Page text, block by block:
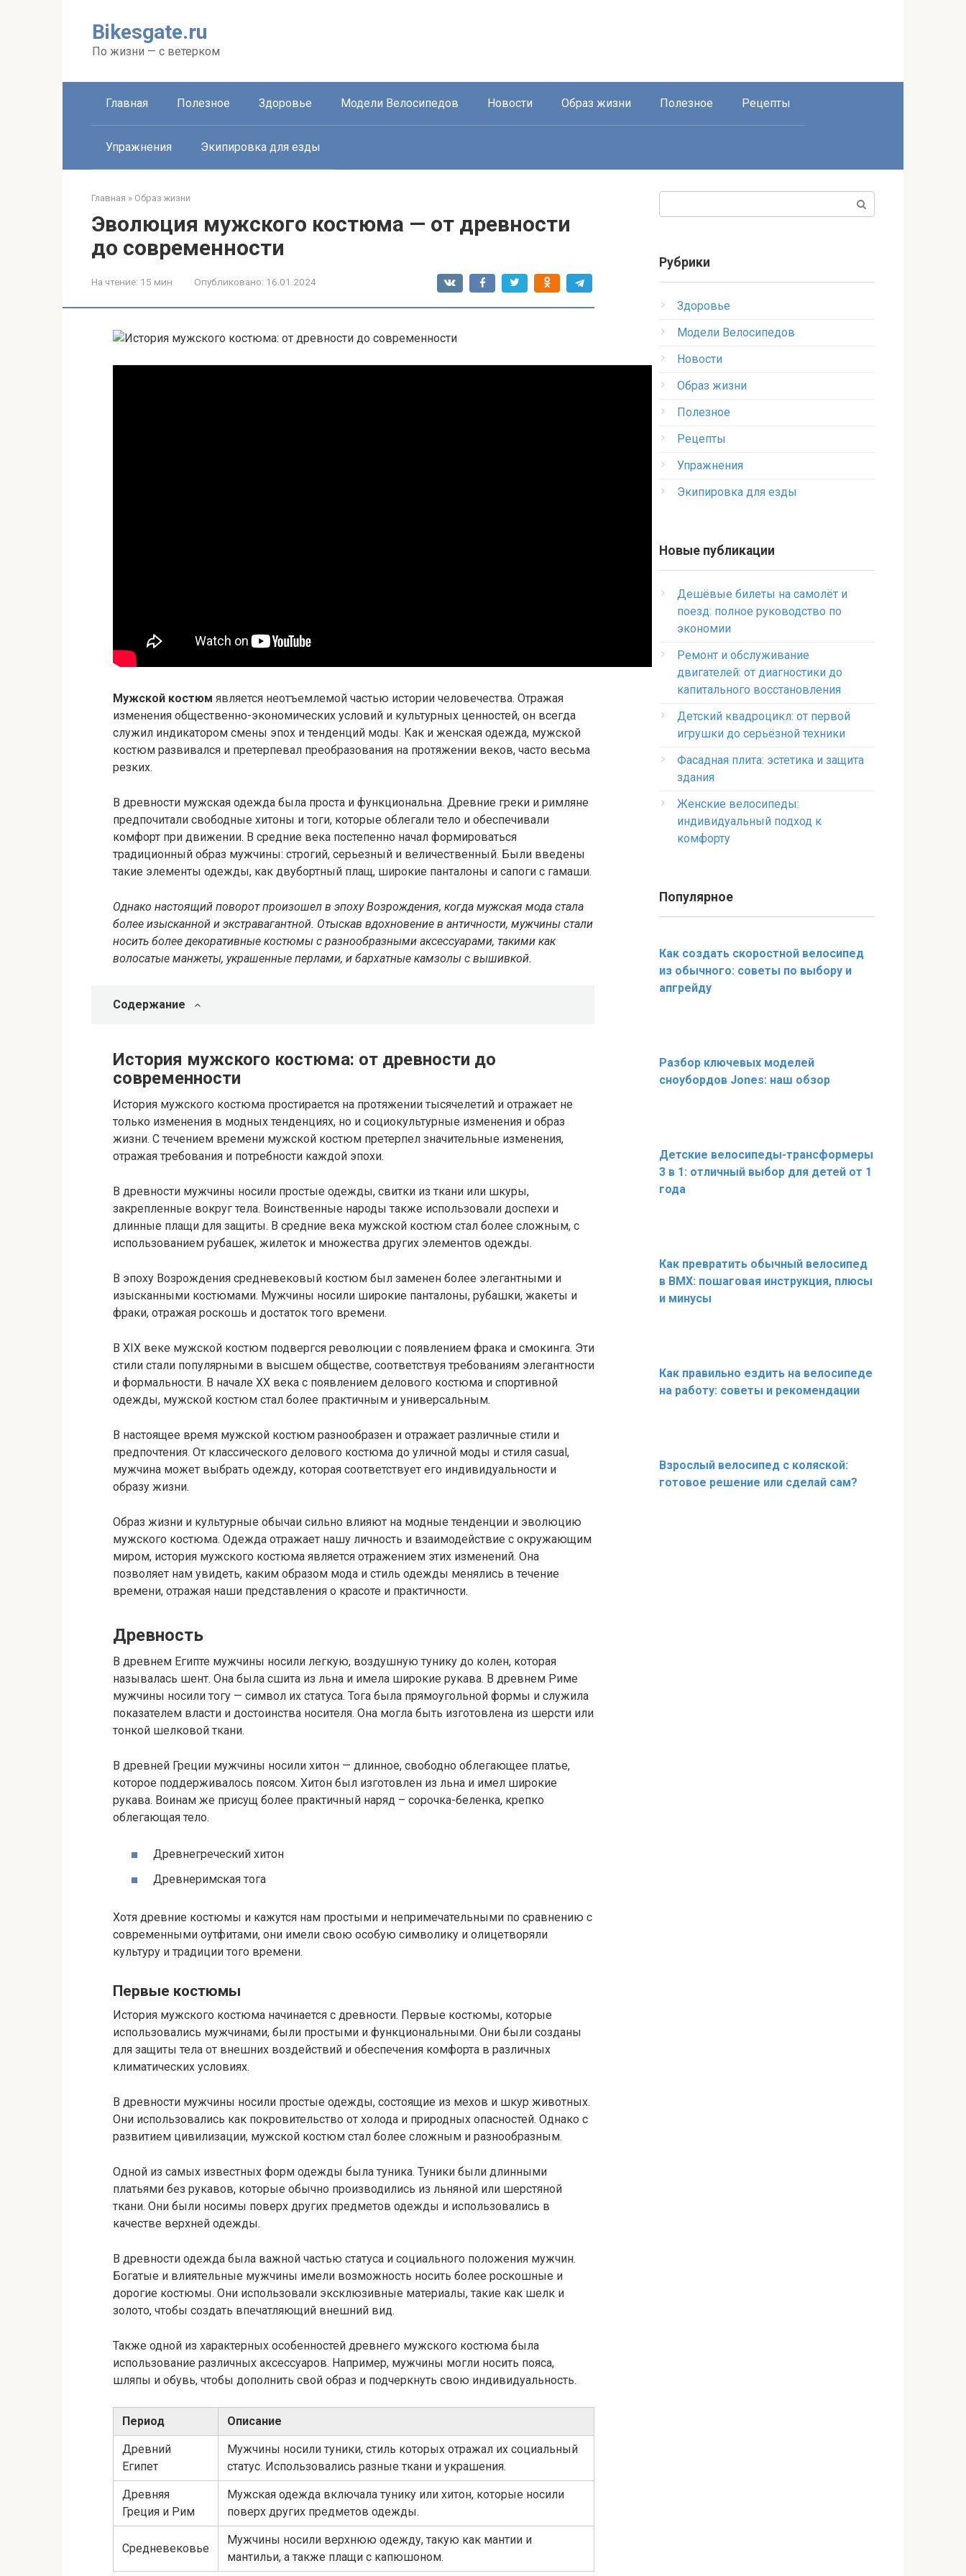
Bikesgate.ru
По жизни — с ветерком
Главная Полезное Здоровье Модели Велосипедов Новости Образ жизни Полезное Рецепты
Упражнения Экипировка для езды
Главная » Образ жизни
Эволюция мужского костюма — от древности
до современности
На чтение: 15 мин Опубликовано: 16.01.2024
Мужской костюм является неотъемлемой частью истории человечества. Отражая
изменения общественно-экономических условий и культурных ценностей, он всегда
служил индикатором смены эпох и тенденций моды. Как и женская одежда, мужской
костюм развивался и претерпевал преобразования на протяжении веков, часто весьма
резких.
В древности мужская одежда была проста и функциональна. Древние греки и римляне
предпочитали свободные хитоны и тоги, которые облегали тело и обеспечивали
комфорт при движении. В средние века постепенно начал формироваться
традиционный образ мужчины: строгий, серьезный и величественный. Были введены
такие элементы одежды, как двубортный плащ, широкие панталоны и сапоги с гамаши.
Однако настоящий поворот произошел в эпоху Возрождения, когда мужская мода стала
более изысканной и экстравагантной. Отыскав вдохновение в античности, мужчины стали
носить более декоративные костюмы с разнообразными аксессуарами, такими как
волосатые манжеты, украшенные перлами, и бархатные камзолы с вышивкой.
Содержание
История мужского костюма: от древности до
современности
История мужского костюма простирается на протяжении тысячелетий и отражает не
только изменения в модных тенденциях, но и социокультурные изменения и образ
жизни. С течением времени мужской костюм претерпел значительные изменения,
отражая требования и потребности каждой эпохи.
В древности мужчины носили простые одежды, свитки из ткани или шкуры,
закрепленные вокруг тела. Воинственные народы также использовали доспехи и
длинные плащи для защиты. В средние века мужской костюм стал более сложным, с
использованием рубашек, жилеток и множества других элементов одежды.
В эпоху Возрождения средневековый костюм был заменен более элегантными и
изысканными костюмами. Мужчины носили широкие панталоны, рубашки, жакеты и
фраки, отражая роскошь и достаток того времени.
В XIX веке мужской костюм подвергся революции с появлением фрака и смокинга. Эти
стили стали популярными в высшем обществе, соответствуя требованиям элегантности
и формальности. В начале XX века с появлением делового костюма и спортивной
одежды, мужской костюм стал более практичным и универсальным.
В настоящее время мужской костюм разнообразен и отражает различные стили и
предпочтения. От классического делового костюма до уличной моды и стиля casual,
мужчина может выбрать одежду, которая соответствует его индивидуальности и
образу жизни.
Образ жизни и культурные обычаи сильно влияют на модные тенденции и эволюцию
мужского костюма. Одежда отражает нашу личность и взаимодействие с окружающим
миром, история мужского костюма является отражением этих изменений. Она
позволяет нам увидеть, каким образом мода и стиль одежды менялись в течение
времени, отражая наши представления о красоте и практичности.
Древность
В древнем Египте мужчины носили легкую, воздушную тунику до колен, которая
называлась шент. Она была сшита из льна и имела широкие рукава. В древнем Риме
мужчины носили тогу — символ их статуса. Тога была прямоугольной формы и служила
показателем власти и достоинства носителя. Она могла быть изготовлена из шерсти или
тонкой шелковой ткани.
В древней Греции мужчины носили хитон — длинное, свободно облегающее платье,
которое поддерживалось поясом. Хитон был изготовлен из льна и имел широкие
рукава. Воинам же присущ более практичный наряд – сорочка-беленка, крепко
облегающая тело.
Древнегреческий хитон
Древнеримская тога
Хотя древние костюмы и кажутся нам простыми и непримечательными по сравнению с
современными оутфитами, они имели свою особую символику и олицетворяли
культуру и традиции того времени.
Первые костюмы
История мужского костюма начинается с древности. Первые костюмы, которые
использовались мужчинами, были простыми и функциональными. Они были созданы
для защиты тела от внешних воздействий и обеспечения комфорта в различных
климатических условиях.
В древности мужчины носили простые одежды, состоящие из мехов и шкур животных.
Они использовались как покровительство от холода и природных опасностей. Однако с
развитием цивилизации, мужской костюм стал более сложным и разнообразным.
Одной из самых известных форм одежды была туника. Туники были длинными
платьями без рукавов, которые обычно производились из льняной или шерстяной
ткани. Они были носимы поверх других предметов одежды и использовались в
качестве верхней одежды.
В древности одежда была важной частью статуса и социального положения мужчин.
Богатые и влиятельные мужчины имели возможность носить более роскошные и
дорогие костюмы. Они использовали эксклюзивные материалы, такие как шелк и
золото, чтобы создать впечатляющий внешний вид.
Также одной из характерных особенностей древнего мужского костюма была
использование различных аксессуаров. Например, мужчины могли носить пояса,
шляпы и обувь, чтобы дополнить свой образ и подчеркнуть свою индивидуальность.
Период Описание
Древний
Египет
Мужчины носили туники, стиль которых отражал их социальный
статус. Использовались разные ткани и украшения.
Древняя
Греция и Рим
Мужская одежда включала тунику или хитон, которые носили
поверх других предметов одежды.
Средневековье
Мужчины носили верхнюю одежду, такую как мантии и
мантильи, а также плащи с капюшоном.
Рубрики
Здоровье
Модели Велосипедов
Новости
Образ жизни
Полезное
Рецепты
Упражнения
Экипировка для езды
Новые публикации
Дешёвые билеты на самолёт и
поезд: полное руководство по
экономии
Ремонт и обслуживание
двигателей: от диагностики до
капитального восстановления
Детский квадроцикл: от первой
игрушки до серьёзной техники
Фасадная плита: эстетика и защита
здания
Женские велосипеды:
индивидуальный подход к
комфорту
Популярное
Как создать скоростной велосипед
из обычного: советы по выбору и
апгрейду
Разбор ключевых моделей
сноубордов Jones: наш обзор
Детские велосипеды-трансформеры
3 в 1: отличный выбор для детей от 1
года
Как превратить обычный велосипед
в BMX: пошаговая инструкция, плюсы
и минусы
Как правильно ездить на велосипеде
на работу: советы и рекомендации
Взрослый велосипед с коляской:
готовое решение или сделай сам?